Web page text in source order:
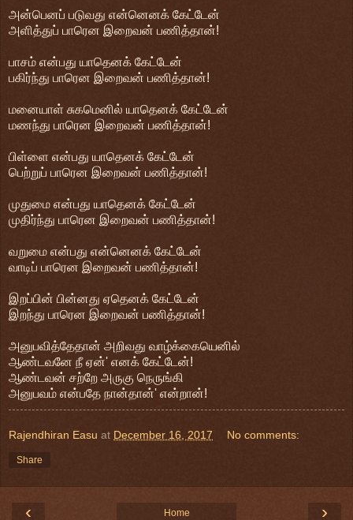
அன்பெனப் படுவது என்னெனக் கேட்டேன்
அளித்துப் பாரென இறைவன் பணித்தான்!
பாசம் என்பது யாதெனக் கேட்டேன்
பகிர்ந்து பாரென இறைவன் பணித்தான்!
மனையாள் சுகமெனில் யாதெனக் கேட்டேன்
மணந்து பாரென இறைவன் பணித்தான்!
பிள்ளை என்பது யாதெனக் கேட்டேன்
பெற்றுப் பாரென இறைவன் பணித்தான்!
முதுமை என்பது யாதெனக் கேட்டேன்
முதிர்ந்து பாரென இறைவன் பணித்தான்!
வறுமை என்பது என்னெனக் கேட்டேன்
வாடிப் பாரென இறைவன் பணித்தான்!
இறப்பின் பின்னது ஏதெனக் கேட்டேன்
இறந்து பாரென இறைவன் பணித்தான்!
அனுபவித்தேதான் அறிவது வாழ்க்கையெனில்
ஆண்டவனே நீ ஏன்' எனக் கேட்டேன்!
ஆண்டவன் சற்றே அருகு நெருங்கி
அனுபவம் என்பதே நான்தான்' என்றான்!
Rajendhiran Easu at December 16, 2017 No comments:
Share
‹ ›
Home